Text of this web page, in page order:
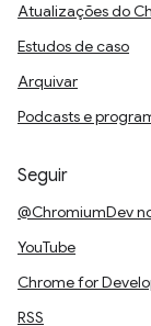
Atualizações do
Estudos de caso
Arquivar
Podcasts e
Seguir
@ChromiumDev
YouTube
Chrome for
RSS